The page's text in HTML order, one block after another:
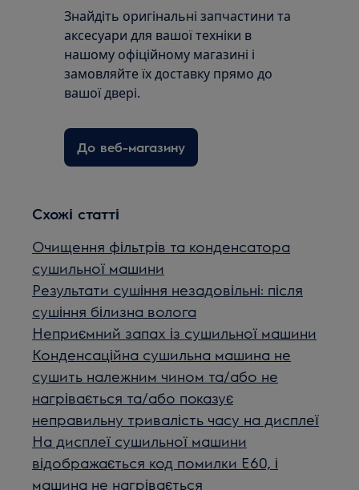
Знайдіть оригінальні запчастини та
аксесуари для вашої техніки в
нашому офіційному магазині і
замовляйте їх доставку прямо до
вашої двері.
До веб-магазину
Схожі статті
Очищення фільтрів та конденсатора
сушильної машини
Результати сушіння незадовільні: після
сушіння білизна волога
Неприємний запах із сушильної машини
Конденсаційна сушильна машина не
сушить належним чином та/або не
нагрівається та/або показує
неправильну тривалість часу на дисплеї
На дисплеї сушильної машини
відображається код помилки E60, і
машина не нагрівається